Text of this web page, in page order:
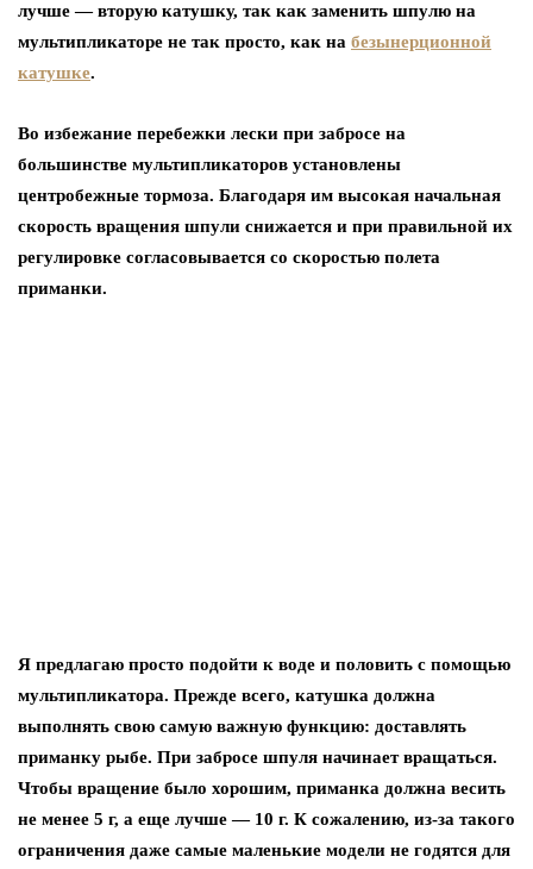
лучше — вторую катушку, так как заменить шпулю на
мультипликаторе не так просто, как на безынерционной
катушке.
Во избежание перебежки лески при забросе на
большинстве мультипликаторов установлены
центробежные тормоза. Благодаря им высокая начальная
скорость вращения шпули снижается и при правильной их
регулировке согласовывается со скоростью полета
приманки.
Я предлагаю просто подойти к воде и половить с помощью
мультипликатора. Прежде всего, катушка должна
выполнять свою самую важную функцию: доставлять
приманку рыбе. При забросе шпуля начинает вращаться.
Чтобы вращение было хорошим, приманка должна весить
не менее 5 г, а еще лучше — 10 г. К сожалению, из-за такого
ограничения даже самые маленькие модели не годятся для